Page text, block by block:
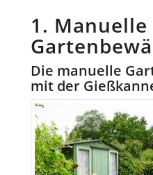
1. Manuelle
Die manuelle
mit der